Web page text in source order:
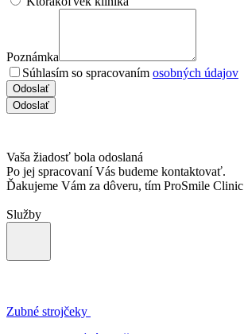
Poznámka
Súhlasím so spracovaním osobných údajov
Odoslať
Odoslať
Vaša žiadosť bola odoslaná
Po jej spracovaní Vás budeme kontaktovať.
Ďakujeme Vám za dôveru, tím ProSmile Clinic
Služby
Zubné strojčeky